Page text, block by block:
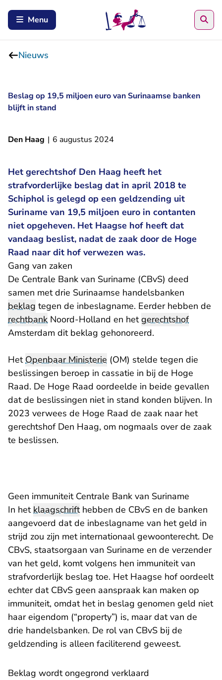
Menu
Nieuws
Beslag op 19,5 miljoen euro van Surinaamse banken
blijft in stand
Den Haag | 6 augustus 2024
Het gerechtshof Den Haag heeft het
strafvorderlijke beslag dat in april 2018 te
Schiphol is gelegd op een geldzending uit
Suriname van 19,5 miljoen euro in contanten
niet opgeheven. Het Haagse hof heeft dat
vandaag beslist, nadat de zaak door de Hoge
Raad naar dit hof verwezen was.
Gang van zaken
De Centrale Bank van Suriname (CBvS) deed
samen met drie Surinaamse handelsbanken
beklag tegen de inbeslagname. Eerder hebben de
rechtbank Noord-Holland en hetgerechtshof
Amsterdam dit beklag gehonoreerd.
HetOpenbaar Ministerie (OM) stelde tegen die
beslissingen beroep in cassatie in bij de Hoge
Raad. De Hoge Raad oordeelde in beide gevallen
dat de beslissingen niet in stand konden blijven. In
2023 verwees de Hoge Raad de zaak naar het
gerechtshof Den Haag, om nogmaals over de zaak
te beslissen.
Geen immuniteit Centrale Bank van Suriname
In hetklaagschrifthebben de CBvS en de banken
aangevoerd dat de inbeslagname van het geld in
strijd zou zijn met internationaal gewoonterecht. De
CBvS, staatsorgaan van Suriname en de verzender
van het geld, komt volgens hen immuniteit van
strafvorderlijk beslag toe. Het Haagse hof oordeelt
echter dat CBvS geen aanspraak kan maken op
immuniteit, omdat het in beslag genomen geld niet
haar eigendom (“property”) is, maar dat van de
drie handelsbanken. De rol van CBvS bij de
geldzending is alleen faciliterend geweest.
Beklag wordt ongegrond verklaard